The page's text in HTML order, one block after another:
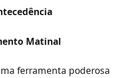
Matinal
ferramenta poderosa